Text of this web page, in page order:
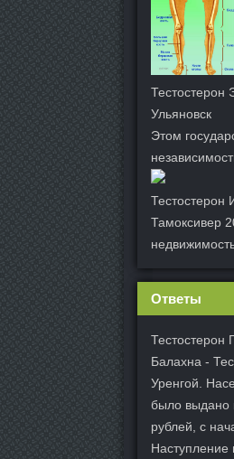
Тестостерон
Ульяновск
Этом
Тестостерон
Тамоксивер
Ответы
Тестостерон
Балахна -
Уренгой.
было выдано
рублей, с
Наступление